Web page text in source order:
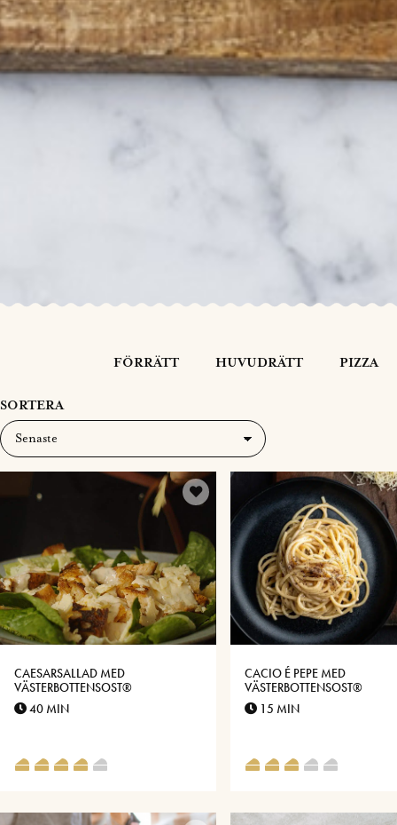
FÖRRÄTT HUVUDRÄTT PIZZA
SORTERA
CAESARSALLAD MED
VÄSTERBOTTENSOST®
40 MIN
CACIO É PEPE MED
VÄSTERBOTTENSOST®
15 MIN